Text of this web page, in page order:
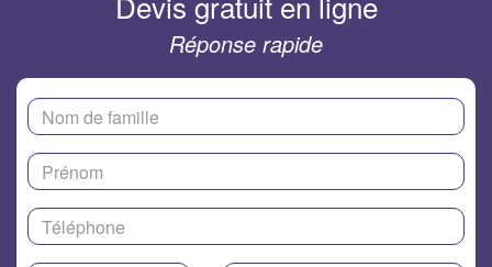
Réponse rapide